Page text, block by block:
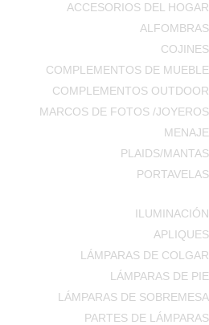
ACCESORIOS DEL HOGAR
ALFOMBRAS
COJINES
COMPLEMENTOS DE MUEBLE
COMPLEMENTOS OUTDOOR
MARCOS DE FOTOS /JOYEROS
MENAJE
PLAIDS/MANTAS
PORTAVELAS
ILUMINACIÓN
APLIQUES
LÁMPARAS DE COLGAR
LÁMPARAS DE PIE
LÁMPARAS DE SOBREMESA
PARTES DE LÁMPARAS